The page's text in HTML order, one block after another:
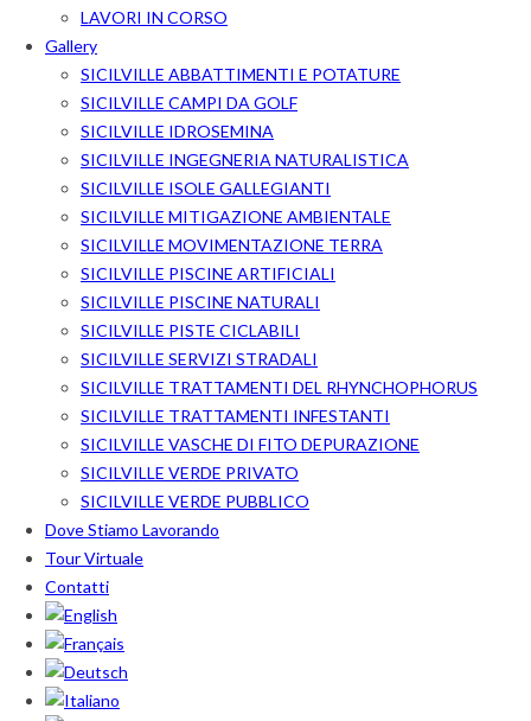
LAVORI IN CORSO
Gallery
SICILVILLE ABBATTIMENTI E POTATURE
SICILVILLE CAMPI DA GOLF
SICILVILLE IDROSEMINA
SICILVILLE INGEGNERIA NATURALISTICA
SICILVILLE ISOLE GALLEGIANTI
SICILVILLE MITIGAZIONE AMBIENTALE
SICILVILLE MOVIMENTAZIONE TERRA
SICILVILLE PISCINE ARTIFICIALI
SICILVILLE PISCINE NATURALI
SICILVILLE PISTE CICLABILI
SICILVILLE SERVIZI STRADALI
SICILVILLE TRATTAMENTI DEL RHYNCHOPHORUS
SICILVILLE TRATTAMENTI INFESTANTI
SICILVILLE VASCHE DI FITO DEPURAZIONE
SICILVILLE VERDE PRIVATO
SICILVILLE VERDE PUBBLICO
Dove Stiamo Lavorando
Tour Virtuale
Contatti